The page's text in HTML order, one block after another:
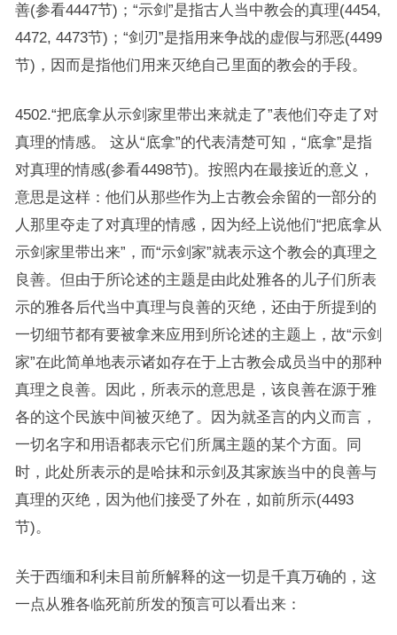
善(参看4447节)；“示剑”是指古人当中教会的真理(4454,
4472, 4473节)；“剑刃”是指用来争战的虚假与邪恶(4499
节)，因而是指他们用来灭绝自己里面的教会的手段。
4502.“把底拿从示剑家里带出来就走了”表他们夺走了对
真理的情感。 这从“底拿”的代表清楚可知，“底拿”是指
对真理的情感(参看4498节)。按照内在最接近的意义，
意思是这样：他们从那些作为上古教会余留的一部分的
人那里夺走了对真理的情感，因为经上说他们“把底拿从
示剑家里带出来”，而“示剑家”就表示这个教会的真理之
良善。但由于所论述的主题是由此处雅各的儿子们所表
示的雅各后代当中真理与良善的灭绝，还由于所提到的
一切细节都有要被拿来应用到所论述的主题上，故“示剑
家”在此简单地表示诸如存在于上古教会成员当中的那种
真理之良善。因此，所表示的意思是，该良善在源于雅
各的这个民族中间被灭绝了。因为就圣言的内义而言，
一切名字和用语都表示它们所属主题的某个方面。同
时，此处所表示的是哈抹和示剑及其家族当中的良善与
真理的灭绝，因为他们接受了外在，如前所示(4493
节)。
关于西缅和利未目前所解释的这一切是千真万确的，这
一点从雅各临死前所发的预言可以看出来：